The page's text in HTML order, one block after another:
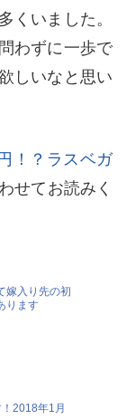
くいました。
わずに一歩で
しいなと思い
！？ラスベガ
せてお読みく
嫁入り先の初
ります
2018年1月